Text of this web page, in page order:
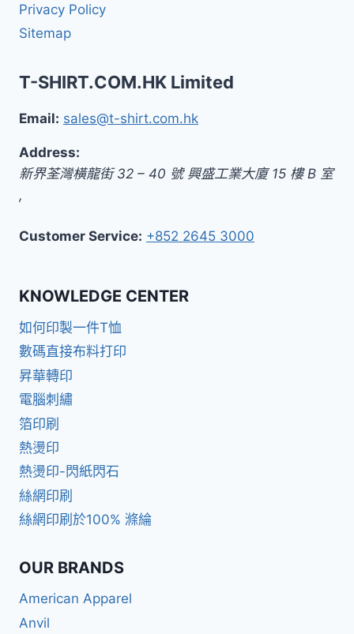
Privacy Policy
Sitemap
T-SHIRT.COM.HK Limited
Email: sales@t-shirt.com.hk
Address:
新界荃灣橫龍街 32 – 40 號 興盛工業大廈 15 樓 B 室
,
Customer Service: +852 2645 3000
KNOWLEDGE CENTER
如何印製一件T恤
數碼直接布料打印
昇華轉印
電腦刺繡
箔印刷
熱燙印
熱燙印-閃紙閃石
絲網印刷
絲網印刷於100% 滌綸
OUR BRANDS
American Apparel
Anvil